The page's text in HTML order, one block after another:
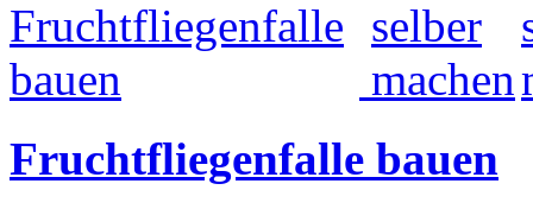
Fruchtfliegenfalle bauen